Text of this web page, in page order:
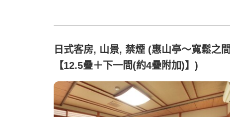
日式客房, 山景, 禁煙 (惠山亭〜寬鬆之間
【12.5疊＋下一間(約4疊附加)】)